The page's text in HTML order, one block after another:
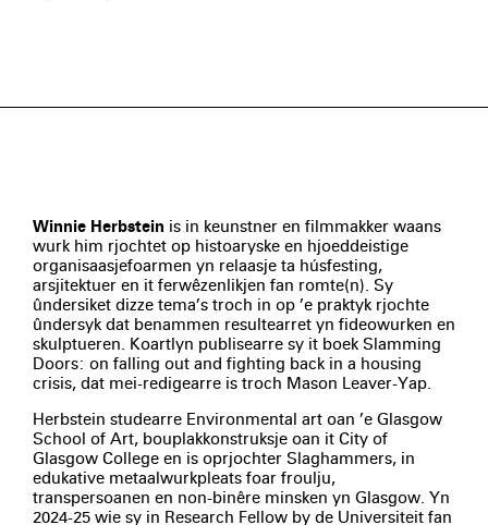
Winnie Herbstein is in keunstner en filmmakker waans
wurk him rjochtet op histoaryske en hjoeddeistige
organisaasjefoarmen yn relaasje ta húsfesting,
arsjitektuer en it ferwêzenlikjen fan romte(n). Sy
ûndersiket dizze tema’s troch in op ’e praktyk rjochte
ûndersyk dat benammen resultearret yn fideowurken en
skulptueren. Koartlyn publisearre sy it boek Slamming
Doors: on falling out and fighting back in a housing
crisis, dat mei-redigearre is troch Mason Leaver-Yap.
Herbstein studearre Environmental art oan ’e Glasgow
School of Art, bouplakkonstruksje oan it City of
Glasgow College en is oprjochter Slaghammers, in
edukative metaalwurkpleats foar froulju,
transpersoanen en non-binêre minsken yn Glasgow. Yn
2024-25 wie sy in Research Fellow by de Universiteit fan